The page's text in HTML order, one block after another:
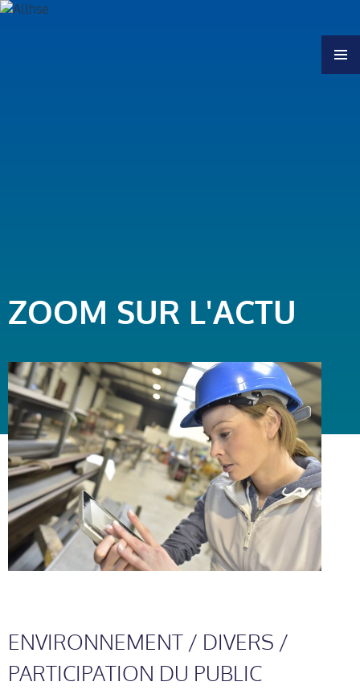
ZOOM SUR L'ACTU
ENVIRONNEMENT / DIVERS /
PARTICIPATION DU PUBLIC